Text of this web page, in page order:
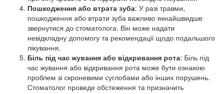
Пошкодження або втрата зуба: У разі травми,
пошкодження або втрати зуба важливо якнайшвидше
звернутися до стоматолога. Він може надати
невідкладну допомогу та рекомендації щодо подальшого
лікування.
Біль під час жування або відкривання рота: Біль під
час жування або відкривання рота може бути ознакою
проблем зі скроневими суглобами або інших порушень.
Стоматолог проведе обстеження та призначить